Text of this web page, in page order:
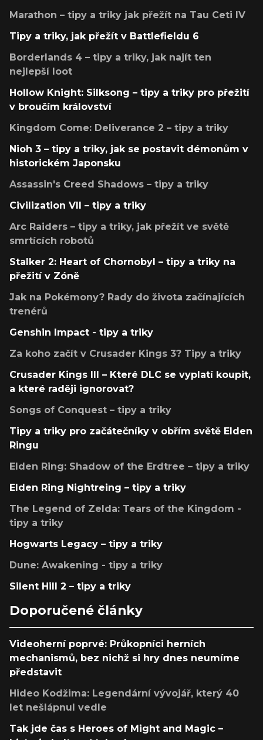
Marathon – tipy a triky jak přežít na Tau Ceti IV
Tipy a triky, jak přežít v Battlefieldu 6
Borderlands 4 – tipy a triky, jak najít ten
nejlepší loot
Hollow Knight: Silksong – tipy a triky pro přežití
v broučím království
Kingdom Come: Deliverance 2 – tipy a triky
Nioh 3 – tipy a triky, jak se postavit démonům v
historickém Japonsku
Assassin's Creed Shadows – tipy a triky
Civilization VII – tipy a triky
Arc Raiders – tipy a triky, jak přežít ve světě
smrtících robotů
Stalker 2: Heart of Chornobyl – tipy a triky na
přežití v Zóně
Jak na Pokémony? Rady do života začínajících
trenérů
Genshin Impact - tipy a triky
Za koho začít v Crusader Kings 3? Tipy a triky
Crusader Kings III – Které DLC se vyplatí koupit,
a které raději ignorovat?
Songs of Conquest – tipy a triky
Tipy a triky pro začátečníky v obřím světě Elden
Ringu
Elden Ring: Shadow of the Erdtree – tipy a triky
Elden Ring Nightreing – tipy a triky
The Legend of Zelda: Tears of the Kingdom -
tipy a triky
Hogwarts Legacy – tipy a triky
Dune: Awakening - tipy a triky
Silent Hill 2 – tipy a triky
Doporučené články
Videoherní poprvé: Průkopníci herních
mechanismů, bez nichž si hry dnes neumíme
představit
Hideo Kodžima: Legendární vývojář, který 40
let nešlápnul vedle
Tak jde čas s Heroes of Might and Magic –